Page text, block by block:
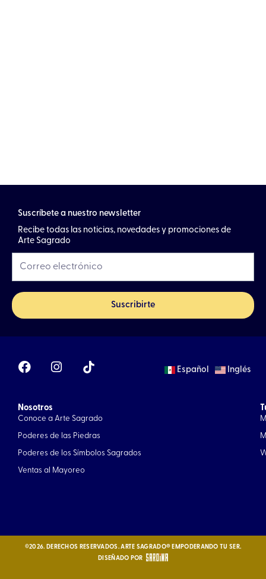
Suscríbete a nuestro newsletter
Recibe todas las noticias, novedades y promociones de
Arte Sagrado
Suscribirte
F
a
b
o
o
I
n
g
r
a
Español Inglés
Nosotros
Conoce a Arte Sagrado
Poderes de las Piedras
Poderes de los Símbolos Sagrados
Ventas al Mayoreo
©2026. DERECHOS RESERVADOS. ARTE SAGRADO® EMPODERANDO TU SER.
DISEÑADO POR